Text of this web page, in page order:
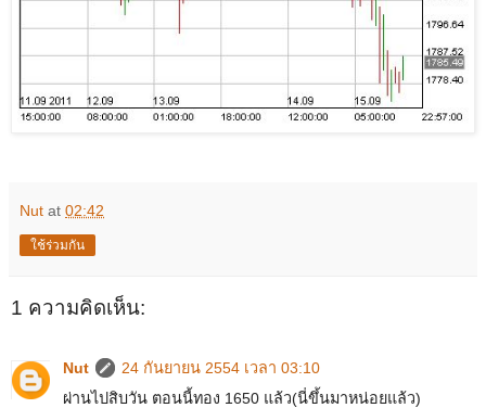
Nut at 02:42
ใช้ร่วมกัน
1 ความคิดเห็น:
Nut
24 กันยายน 2554 เวลา 03:10
ผ่านไปสิบวัน ตอนนี้ทอง 1650 แล้ว(นี่ขึ้นมาหน่อยแล้ว)